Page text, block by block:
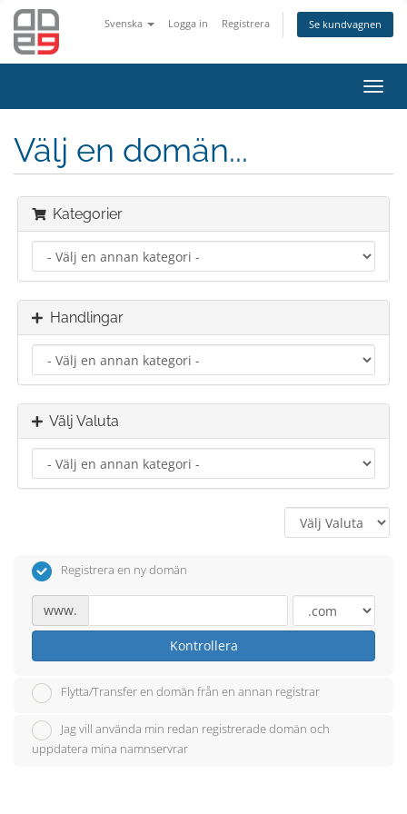
Svenska Logga in Registrera Se kundvagnen
Välj en domän...
Kategorier
Handlingar
Välj Valuta
Registrera en ny domän
www.
Kontrollera
Flytta/Transfer en domän från en annan registrar
Jag vill använda min redan registrerade domän och
uppdatera mina namnservrar